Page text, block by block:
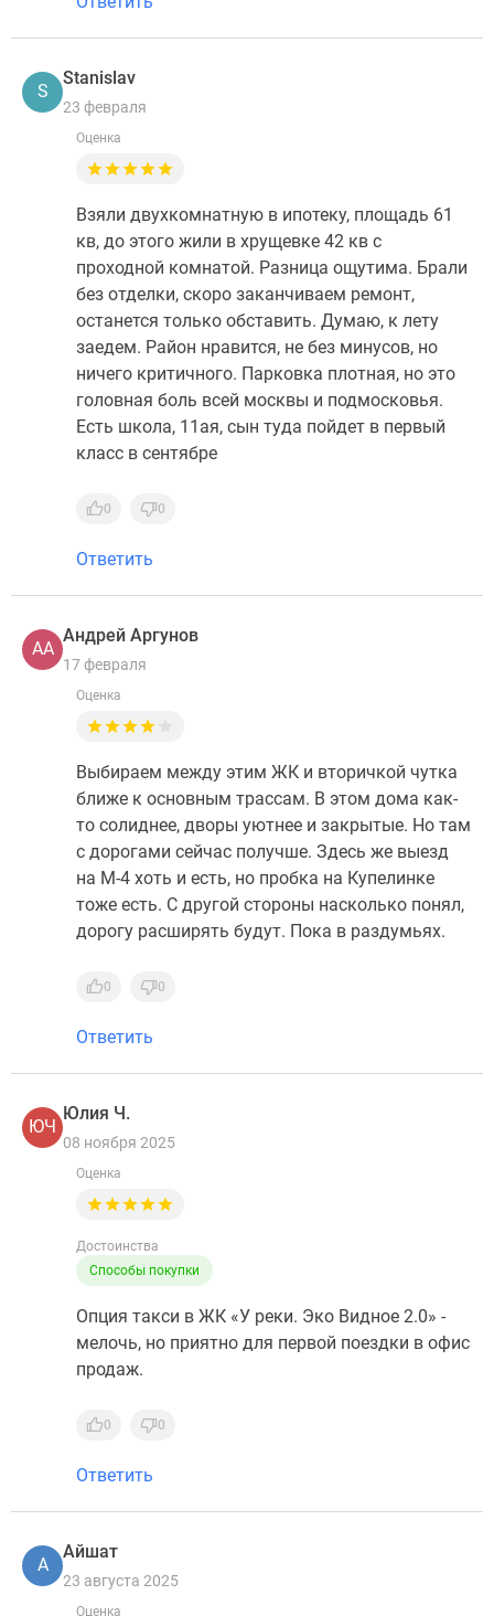
S
Stanislav
23 февраля
Оценка
Взяли двухкомнатную в ипотеку, площадь 61
кв, до этого жили в хрущевке 42 кв с
проходной комнатой. Разница ощутима. Брали
без отделки, скоро заканчиваем ремонт,
останется только обставить. Думаю, к лету
заедем. Район нравится, не без минусов, но
ничего критичного. Парковка плотная, но это
головная боль всей москвы и подмосковья.
Есть школа, 11ая, сын туда пойдет в первый
класс в сентябре
0 0
Ответить
АА
Андрей Аргунов
17 февраля
Оценка
Выбираем между этим ЖК и вторичкой чутка
ближе к основным трассам. В этом дома как-
то солиднее, дворы уютнее и закрытые. Но там
с дорогами сейчас получше. Здесь же выезд
на М-4 хоть и есть, но пробка на Купелинке
тоже есть. С другой стороны насколько понял,
дорогу расширять будут. Пока в раздумьях.
0 0
Ответить
ЮЧ
Юлия Ч.
08 ноября 2025
Оценка
Достоинства
Способы покупки
Опция такси в ЖК «У реки. Эко Видное 2.0» -
мелочь, но приятно для первой поездки в офис
продаж.
0 0
Ответить
А
Айшат
23 августа 2025
Оценка